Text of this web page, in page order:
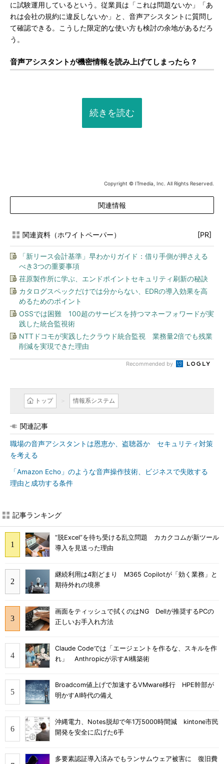
に試験運用しているという。従業員は「これは問題ないか」「あ
れは会社の規約に違反しないか」と、音声アシスタントに質問し
て確認できる。こうした限定的な使い方も検討の余地があるだろ
う。
音声アシスタントが機密情報を読み上げてしまったら？
続きを読む
Copyright © ITmedia, Inc. All Rights Reserved.
関連情報
関連資料（ホワイトペーパー） [PR]
「新リース会計基準」早わかりガイド：借り手側が押さえる
べき3つの重要事項
荏原製作所に学ぶ、エンドポイントセキュリティ刷新の秘訣
カタログスペックだけでは分からない、EDRの導入効果を高
めるためのポイント
OSSでは困難 100超のサービスを持つマネーフォワードが実
践した統合監視術
NTTドコモが実践したクラウド統合監視 業務量2倍でも残業
削減を実現できた理由
Recommended by
トップ 情報系システム
関連記事
職場の音声アシスタントは恩恵か、盗聴器か セキュリティ対策
を考える
「Amazon Echo」のような音声操作技術、ビジネスで失敗する
理由と成功する条件
記事ランキング
“脱Excel”を待ち受ける乱立問題 カカクコムが新ツール
導入を見送った理由
継続利用は4割どまり M365 Copilotが「効く業務」と
期待外れの境界
画面をティッシュで拭くのはNG Dellが推奨するPCの
正しいお手入れ方法
Claude Codeでは「エージェントを作るな、スキルを作
れ」 Anthropicが示すAI構築術
Broadcom値上げで加速するVMware移行 HPE幹部が
明かすAI時代の備え
沖縄電力、Notes脱却で年1万5000時間減 kintone市民
開発を安全に広げた6手
多要素認証導入済みでもランサムウェア被害に 復旧費